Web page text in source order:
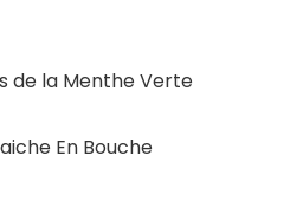
de la Menthe Verte
En Bouche